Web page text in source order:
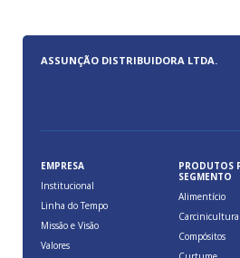
ASSUNÇÃO DISTRIBUIDORA LTDA.
EMPRESA
Institucional
Linha do Tempo
Missão e Visão
Valores
PRODUTOS
SEGMENTO
Alimentício
Carcinicultura
Compósitos